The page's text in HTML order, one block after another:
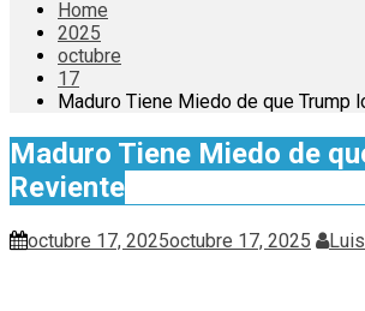
Home
2025
octubre
17
Maduro Tiene Miedo de que Trump
Maduro Tiene Miedo de
Reviente
octubre 17, 2025octubre 17, 2025